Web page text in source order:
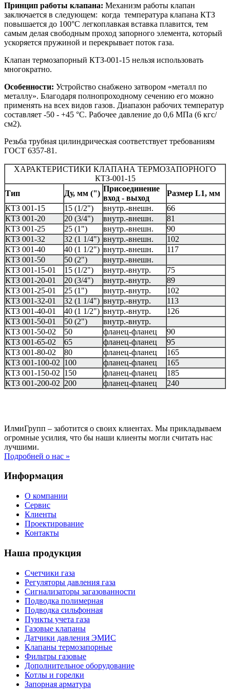
Принцип работы клапана: Механизм работы клапан
заключается в следующем: когда температура клапана КТЗ
повышается до 100°С легкоплавкая вставка плавится, тем
самым делая свободным проход запорного элемента, который
ускоряется пружиной и перекрывает поток газа.
Клапан термозапорный КТЗ-001-15 нельзя использовать
многократно.
Особенности: Устройство снабжено затвором «металл по
металлу». Благодаря полнопроходному сечению его можно
применять на всех видов газов. Диапазон рабочих температур
составляет -50 - +45 °С. Рабочее давление до 0,6 МПа (6 кгс/
см2).
Резьба трубная цилиндрическая соответствует требованиям
ГОСТ 6357-81.
ХАРАКТЕРИСТИКИ КЛАПАНА ТЕРМОЗАПОРНОГО
КТЗ-001-15
Тип
Ду, мм (")
Присоединение
вход - выход
Размер L1, мм
КТЗ 001-15
15 (1/2") внутр.-внешн.
66
КТЗ 001-20
20 (3/4") внутр.-внешн.
81
КТЗ 001-25
25 (1") внутр.-внешн.
90
КТЗ 001-32
32 (1 1/4") внутр.-внешн.
102
КТЗ 001-40
40 (1 1/2") внутр.-внешн.
117
КТЗ 001-50
50 (2")
внутр.-внешн.
КТЗ 001-15-01
15 (1/2") внутр.-внутр.
75
КТЗ 001-20-01
20 (3/4") внутр.-внутр.
89
КТЗ 001-25-01
25 (1") внутр.-внутр.
102
КТЗ 001-32-01
32 (1 1/4") внутр.-внутр.
113
КТЗ 001-40-01
40 (1 1/2") внутр.-внутр.
126
КТЗ 001-50-01
50 (2")
внутр.-внутр.
КТЗ 001-50-02
50 фланец-фланец
90
КТЗ 001-65-02
65 фланец-фланец
95
КТЗ 001-80-02
80 фланец-фланец
165
КТЗ 001-100-02 100 фланец-фланец
165
КТЗ 001-150-02 150 фланец-фланец
185
КТЗ 001-200-02 200 фланец-фланец 240
ИлмиГрупп – заботится о своих клиентах. Мы прикладываем
огромные усилия, что бы наши клиенты могли считать нас
лучшими.
Подробней о нас »
Информация
О компании
Сервис
Клиенты
Проектирование
Контакты
Наша продукция
Счетчики газа
Регуляторы давления газа
Сигнализаторы загазованности
Подводка полимерная
Подводка сильфонная
Пункты учета газа
Газовые клапаны
Датчики давления ЭМИС
Клапаны термозапорные
Фильтры газовые
Дополнительное оборудование
Котлы и горелки
Запорная арматура